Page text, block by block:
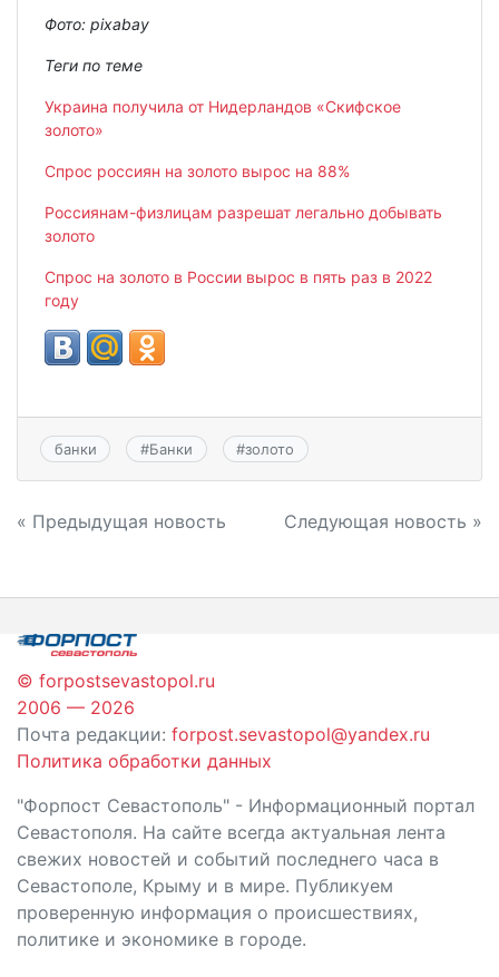
Фото: pixabay
Теги по теме
Украина получила от Нидерландов «Скифское
золото»
Спрос россиян на золото вырос на 88%
Россиянам-физлицам разрешат легально добывать
золото
Cпрос на золото в России вырос в пять раз в 2022
году
банки #Банки #золото
Навигация
записям
« Предыдущая новость Следующая новость »
© forpostsevastopol.ru
2006 — 2026
Почта редакции: forpost.sevastopol@yandex.ru
Политика обработки данных
"Форпост Севастополь" - Информационный портал
Севастополя. На сайте всегда актуальная лента
свежих новостей и событий последнего часа в
Севастополе, Крыму и в мире. Публикуем
проверенную информация о происшествиях,
политике и экономике в городе.